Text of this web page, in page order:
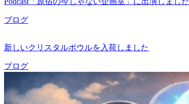
ブログ
新しいクリスタルボウルを入荷しました
ブログ